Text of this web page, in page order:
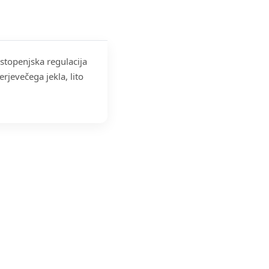
regulacija
jekla, lito